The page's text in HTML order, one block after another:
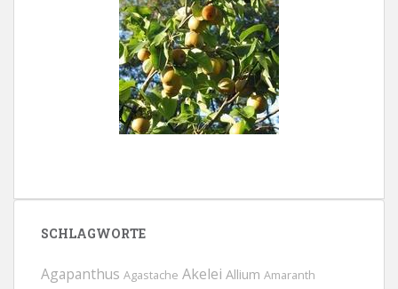
SCHLAGWORTE
Agapanthus Agastache Akelei Allium Amaranth